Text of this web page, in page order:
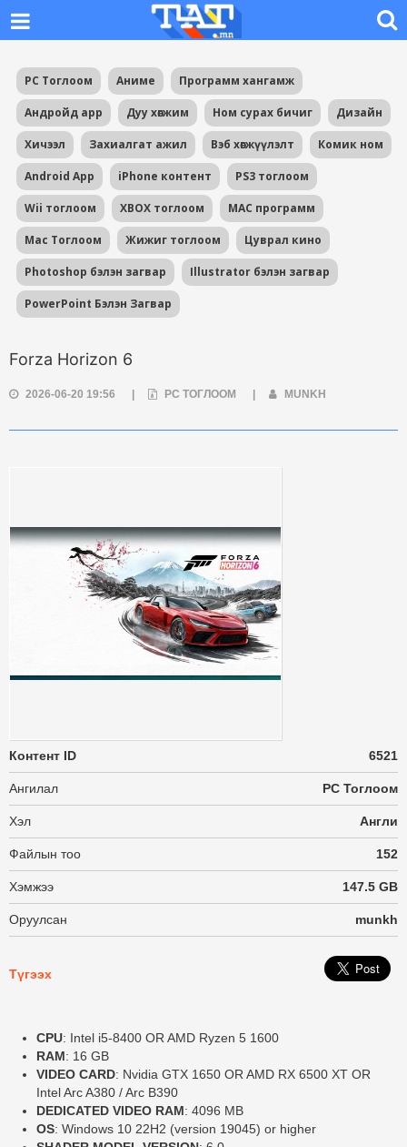
PC Тоглоом Аниме Программ хангамж
Андройд app Дуу хөгжим Ном сурах бичиг Дизайн
Хичээл Захиалгат ажил Вэб хөгжүүлэлт Комик ном
Android App iPhone контент PS3 тоглоом
Wii тоглоом XBOX тоглоом MAC программ
Mac Тоглоом Жижиг тоглоом Цуврал кино
Photoshop бэлэн загвар Illustrator бэлэн загвар
PowerPoint Бэлэн Загвар
Forza Horizon 6
2026-06-20 19:56 PC ТОГЛООМ MUNKH
Контент ID 6521
Ангилал PC Тоглоом
Хэл Англи
Файлын тоо 152
Хэмжээ 147.5 GB
Оруулсан munkh
Түгээх
CPU: Intel i5-8400 OR AMD Ryzen 5 1600
RAM: 16 GB
VIDEO CARD: Nvidia GTX 1650 OR AMD RX 6500 XT OR
Intel Arc A380 / Arc B390
DEDICATED VIDEO RAM: 4096 MB
OS: Windows 10 22H2 (version 19045) or higher